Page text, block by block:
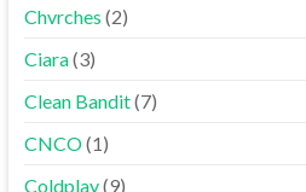
Chvrches (2)
Ciara(3)
Clean Bandit(7)
CNCO(1)
Coldplay(9)